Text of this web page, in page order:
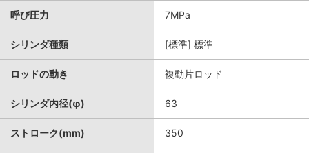
呼び圧力 7MPa
シリンダ種類 [標準] 標準
ロッドの動き 複動片ロッド
シリンダ内径(φ) 63
ストローク(mm) 350